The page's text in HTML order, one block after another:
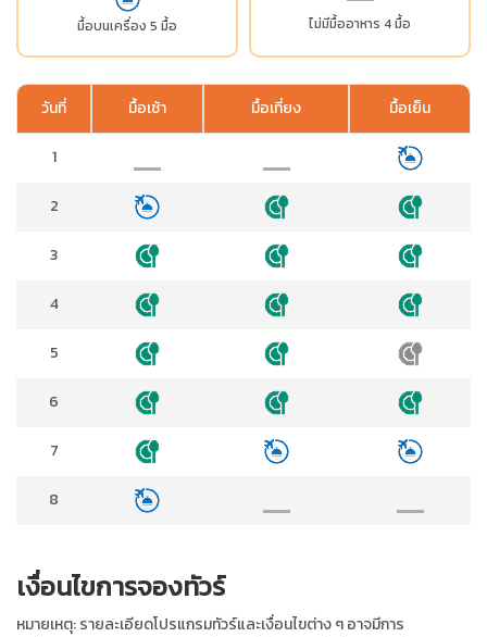
มื้อบนเครื่อง 5 มื้อ ไม่มีมื้ออาหาร 4 มื้อ
วันที่ มื้อเช้า มื้อเที่ยง มื้อเย็น
1
2
3
4
5
6
7
8
เงื่อนไขการจองทัวร์
หมายเหตุ: รายละเอียดโปรแกรมทัวร์และเงื่อนไขต่าง ๆ อาจมีการ